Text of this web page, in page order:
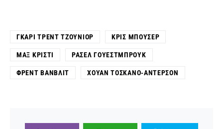
ΓΚΆΡΙ ΤΡΕΝΤ ΤΖΟΎΝΙΟΡ ΚΡΙΣ ΜΠΟΥΣΈΡ
ΜΑΞ ΚΡΊΣΤΙ ΡΆΣΕΛ ΓΟΥΈΣΤΜΠΡΟΥΚ
ΦΡΕΝΤ ΒΑΝΒΛΊΤ ΧΟΥΆΝ ΤΟΣΚΆΝΟ-ΆΝΤΕΡΣΟΝ